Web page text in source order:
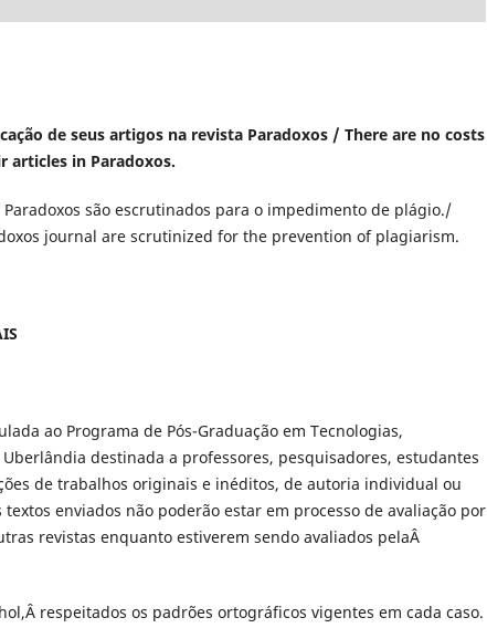
de seus artigos na revista Paradoxos / There are no costs
in Paradoxos.
são escrutinados para o impedimento de plágio./
journal are scrutinized for the prevention of plagiarism.
ao Programa de Pós-Graduação em Tecnologias,
destinada a professores, pesquisadores, estudantes
de trabalhos originais e inéditos, de autoria individual ou
enviados não poderão estar em processo de avaliação por
revistas enquanto estiverem sendo avaliados pelaÂ
respeitados os padrões ortográficos vigentes em cada caso.